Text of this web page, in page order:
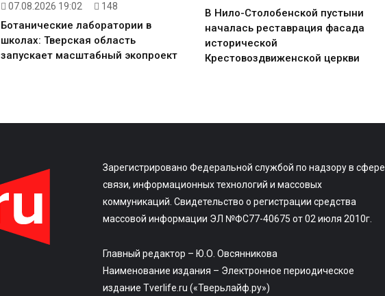
07.08.2026 19:02 148
Ботанические лаборатории в
школах: Тверская область
запускает масштабный экопроект
В Нило-Столобенской пустыни
началась реставрация фасада
исторической
Крестовоздвиженской церкви
Зарегистрировано Федеральной службой по надзору в сфере
связи, информационных технологий и массовых
коммуникаций. Свидетельство о регистрации средства
массовой информации ЭЛ №ФС77-40675 от 02 июля 2010г.
Главный редактор – Ю.О. Овсянникова
Наименование издания – Электронное периодическое
издание Tverlife.ru («Тверьлайф.ру»)